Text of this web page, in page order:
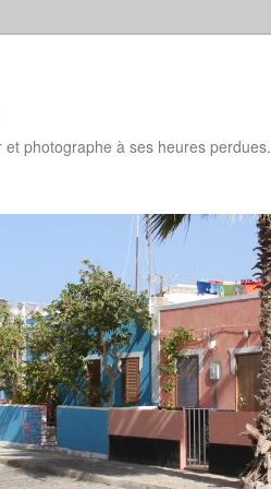
photographe à ses heures perdues.